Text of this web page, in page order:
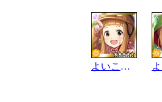
よいこのじゅぎょｰ